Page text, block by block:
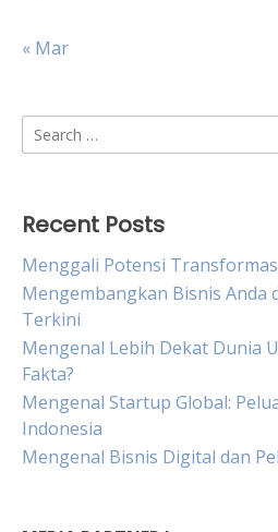
« Mar
Search
for:
Recent Posts
Menggali Potensi
Mengembangkan Bisnis Anda
Terkini
Mengenal Lebih Dekat Dunia
Fakta?
Mengenal Startup Global:
Indonesia
Mengenal Bisnis Digital dan